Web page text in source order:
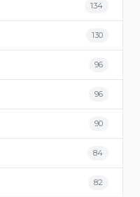
134
130
96
96
90
84
82